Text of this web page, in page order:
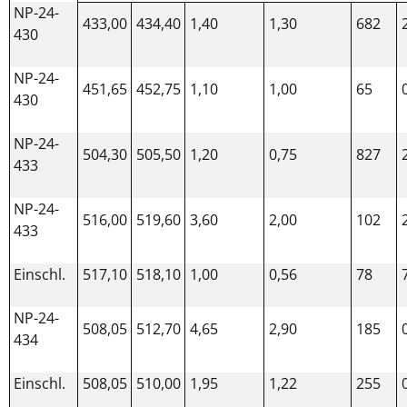
NP-24-
430
433,00 434,40 1,40 1,30 682
NP-24-
430
451,65 452,75 1,10 1,00 65
NP-24-
433
504,30 505,50 1,20 0,75 827
NP-24-
433
516,00 519,60 3,60 2,00 102
Einschl. 517,10 518,10 1,00 0,56 78
NP-24-
434
508,05 512,70 4,65 2,90 185
Einschl. 508,05 510,00 1,95 1,22 255